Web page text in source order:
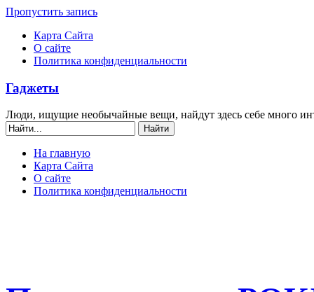
Пропустить запись
Карта Сайта
О сайте
Политика конфиденциальности
Гаджеты
Люди, ищущие необычайные вещи, найдут здесь себе много
На главную
Карта Сайта
О сайте
Политика конфиденциальности